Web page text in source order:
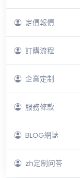
定價報價
訂購流程
企業定制
服務條款
BLOG網誌
zh定制问答